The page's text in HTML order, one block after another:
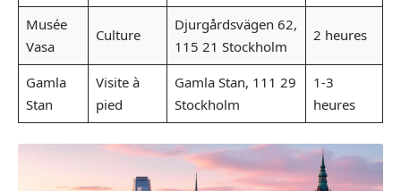
Musée
Vasa
Culture
Djurgårdsvägen 62,
115 21 Stockholm
2 heures
Gamla
Stan
Visite à
pied
Gamla Stan, 111 29
Stockholm
1-3
heures